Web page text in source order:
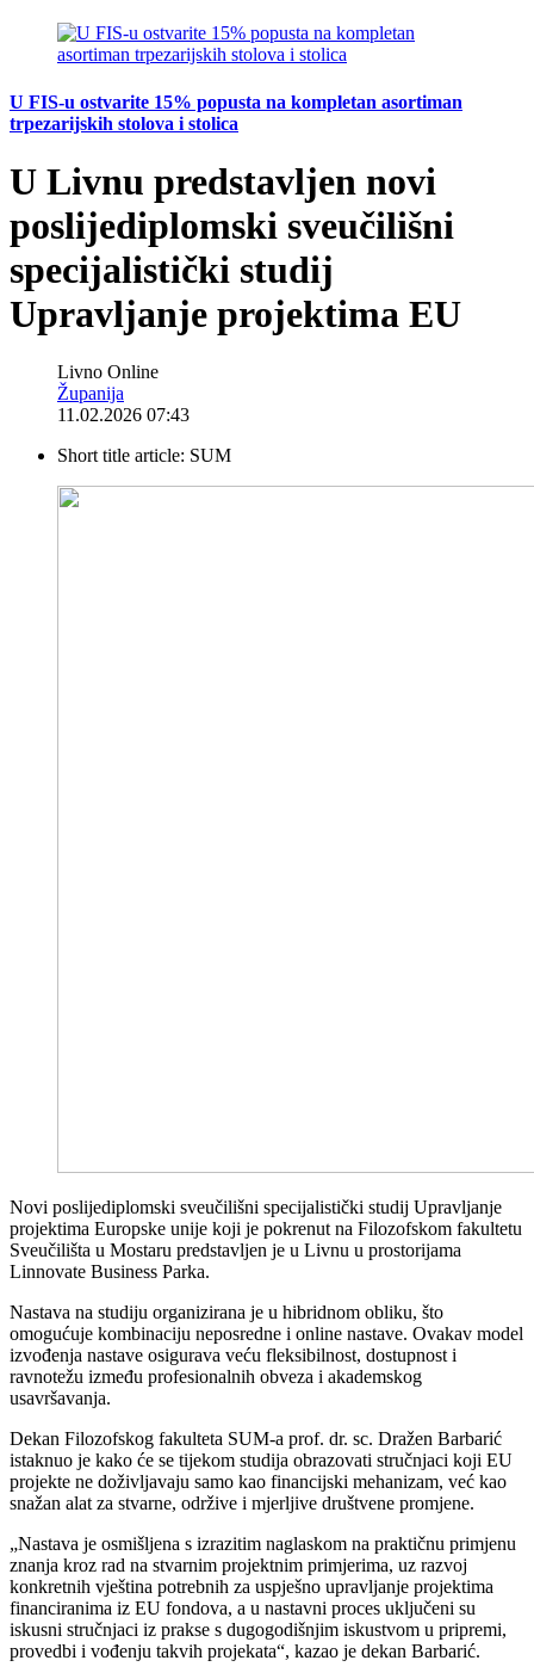
U FIS-u ostvarite 15% popusta na kompletan asortiman
trpezarijskih stolova i stolica
U Livnu predstavljen novi
poslijediplomski sveučilišni
specijalistički studij
Upravljanje projektima EU
Livno Online
Županija
11.02.2026 07:43
Short title article: SUM
Novi poslijediplomski sveučilišni specijalistički studij Upravljanje
projektima Europske unije koji je pokrenut na Filozofskom fakultetu
Sveučilišta u Mostaru predstavljen je u Livnu u prostorijama
Linnovate Business Parka.
Nastava na studiju organizirana je u hibridnom obliku, što
omogućuje kombinaciju neposredne i online nastave. Ovakav model
izvođenja nastave osigurava veću fleksibilnost, dostupnost i
ravnotežu između profesionalnih obveza i akademskog
usavršavanja.
Dekan Filozofskog fakulteta SUM-a prof. dr. sc. Dražen Barbarić
istaknuo je kako će se tijekom studija obrazovati stručnjaci koji EU
projekte ne doživljavaju samo kao financijski mehanizam, već kao
snažan alat za stvarne, održive i mjerljive društvene promjene.
„Nastava je osmišljena s izrazitim naglaskom na praktičnu primjenu
znanja kroz rad na stvarnim projektnim primjerima, uz razvoj
konkretnih vještina potrebnih za uspješno upravljanje projektima
financiranima iz EU fondova, a u nastavni proces uključeni su
iskusni stručnjaci iz prakse s dugogodišnjim iskustvom u pripremi,
provedbi i vođenju takvih projekata“, kazao je dekan Barbarić.